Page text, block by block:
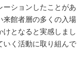
ーションしたことがあ
来館者層の多くの入場
となると実感しまし
いく活動に取り組んで